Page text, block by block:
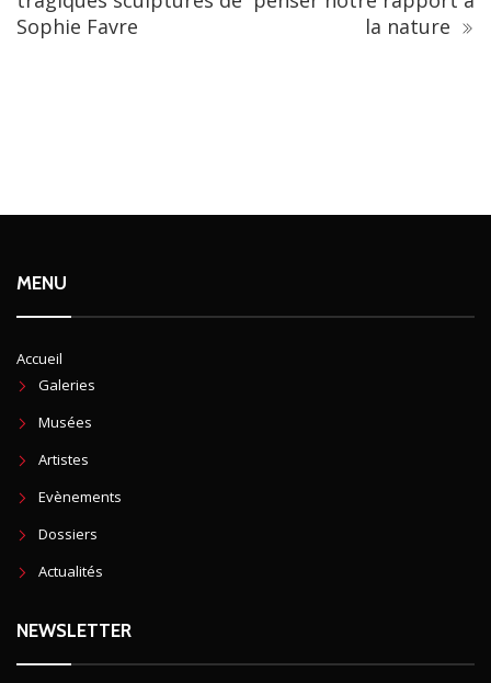
Sophie Favre
la nature
MENU
Accueil
Galeries
Musées
Artistes
Evènements
Dossiers
Actualités
NEWSLETTER